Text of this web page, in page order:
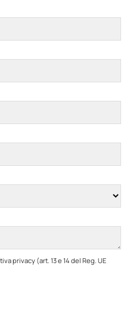
privacy (art. 13 e 14 del Reg. UE